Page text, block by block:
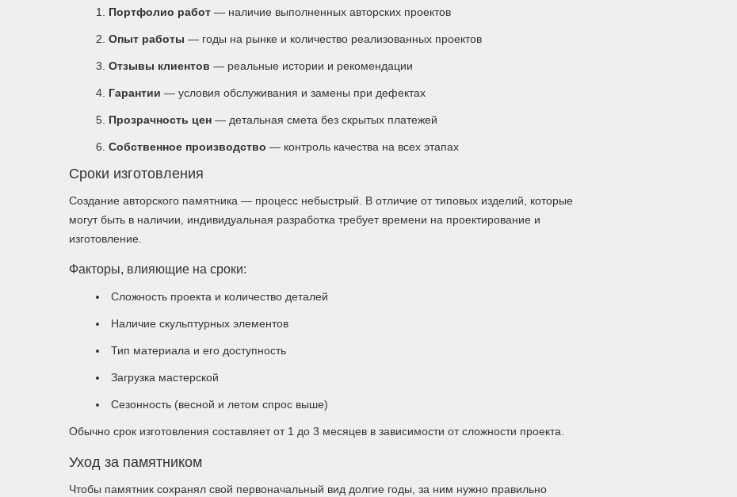
Портфолио работ — наличие выполненных авторских проектов
Опыт работы — годы на рынке и количество реализованных проектов
Отзывы клиентов — реальные истории и рекомендации
Гарантии — условия обслуживания и замены при дефектах
Прозрачность цен — детальная смета без скрытых платежей
Собственное производство — контроль качества на всех этапах
Сроки изготовления
Создание авторского памятника — процесс небыстрый. В отличие от типовых изделий, которые
могут быть в наличии, индивидуальная разработка требует времени на проектирование и
изготовление.
Факторы, влияющие на сроки:
Сложность проекта и количество деталей
Наличие скульптурных элементов
Тип материала и его доступность
Загрузка мастерской
Сезонность (весной и летом спрос выше)
Обычно срок изготовления составляет от 1 до 3 месяцев в зависимости от сложности проекта.
Уход за памятником
Чтобы памятник сохранял свой первоначальный вид долгие годы, за ним нужно правильно